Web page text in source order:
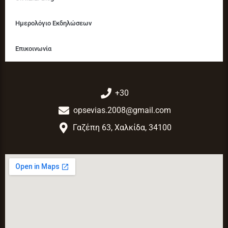
Ημερολόγιο Εκδηλώσεων
Επικοινωνία
+30
opsevias.2008@gmail.com
Γαζέπη 63, Χαλκίδα, 34100